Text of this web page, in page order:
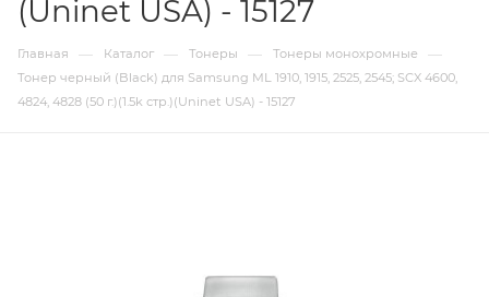
(Uninet USA) - 15127
Главная — Каталог — Тонеры — Тонеры монохромные —
Тонер черный (Black) для Samsung ML 1910, 1915, 2525, 2545; SCX 4600,
4824, 4828 (50 г.)(1.5k стр.)(Uninet USA) - 15127